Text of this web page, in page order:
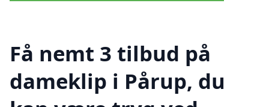
Få nemt 3 tilbud på
dameklip i Pårup, du